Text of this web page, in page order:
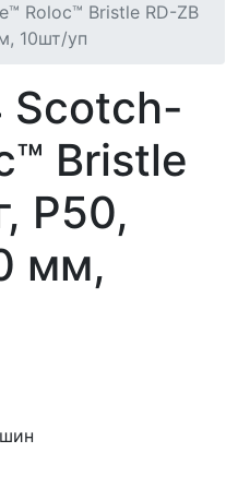
Roloc™ Bristle RD-ZB
10шт/уп
Scotch-
Bristle
P50,
мм,